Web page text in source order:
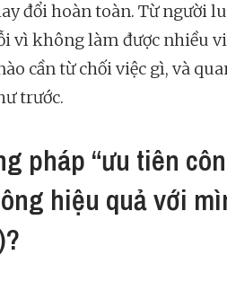
đổi hoàn toàn. Từ người
vì không làm được nhiều
cần từ chối việc gì, và
trước.
pháp “ưu tiên
hiệu quả với